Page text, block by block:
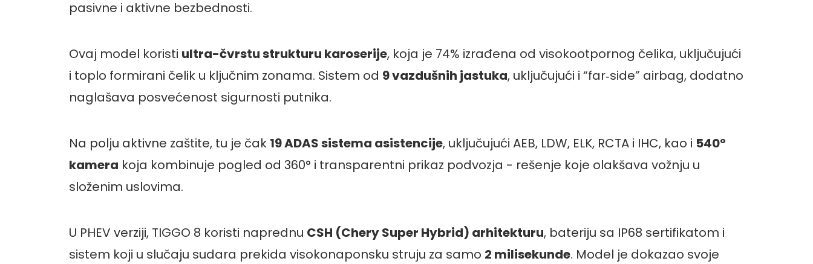
pasivne i aktivne bezbednosti.
Ovaj model koristi ultra-čvrstu strukturu karoserije, koja je 74% izrađena od visokootpornog čelika, uključujući
i toplo formirani čelik u ključnim zonama. Sistem od 9 vazdušnih jastuka, uključujući i “far‑side” airbag, dodatno
naglašava posvećenost sigurnosti putnika.
Na polju aktivne zaštite, tu je čak 19 ADAS sistema asistencije, uključujući AEB, LDW, ELK, RCTA i IHC, kao i 540°
kamera koja kombinuje pogled od 360° i transparentni prikaz podvozja - rešenje koje olakšava vožnju u
složenim uslovima.
U PHEV verziji, TIGGO 8 koristi naprednu CSH (Chery Super Hybrid) arhitekturu, bateriju sa IP68 sertifikatom i
sistem koji u slučaju sudara prekida visokonaponsku struju za samo 2 milisekunde. Model je dokazao svoje